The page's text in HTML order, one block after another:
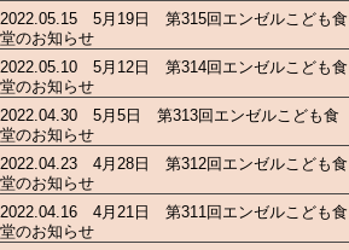
2022.05.15 5月19日 第315回エンゼルこども食
堂のお知らせ
2022.05.10 5月12日 第314回エンゼルこども食
堂のお知らせ
2022.04.30 5月5日 第313回エンゼルこども食
堂のお知らせ
2022.04.23 4月28日 第312回エンゼルこども食
堂のお知らせ
2022.04.16 4月21日 第311回エンゼルこども食
堂のお知らせ